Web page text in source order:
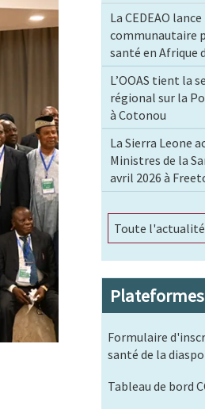
La CEDEAO
communautaire
santé en Afrique
L’OOAS tient la
régional sur la
à Cotonou
La Sierra Leone
Ministres de la
avril 2026 à
Toute l'actualité
Plateformes
Formulaire
santé de la
Tableau de bord